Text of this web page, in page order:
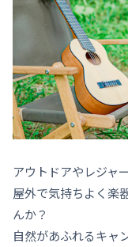
アウトドアやレジャ
屋外で気持ちよく楽
んか？
自然があふれるキャ